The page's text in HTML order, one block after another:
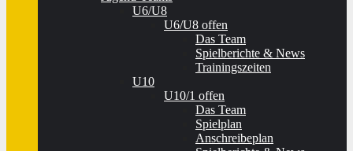
U6/U8
U6/U8 offen
Das Team
Spielberichte & News
Trainingszeiten
U10
U10/1 offen
Das Team
Spielplan
Anschreibeplan